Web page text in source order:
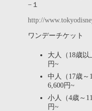
−１
http://
ワンデーチケット
大人（18歳
円~
中人（17歳
6,600円~
小人（4歳～
円~